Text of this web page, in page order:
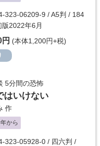
323-06209-9 / A5判 / 184
2022年6月
(本体1,200円+税)
5分間の恐怖
はいけない
作
から
323-05928-0 / 四六判 /